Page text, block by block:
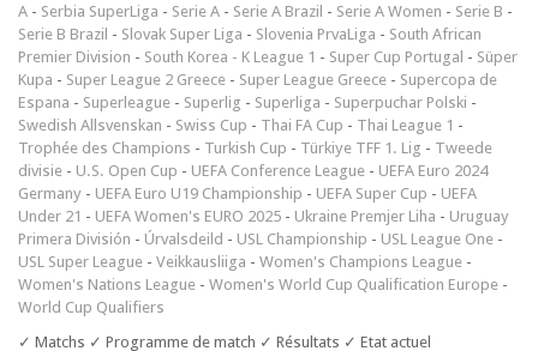
A - Serbia SuperLiga - Serie A - Serie A Brazil - Serie A Women - Serie B -
Serie B Brazil - Slovak Super Liga - Slovenia PrvaLiga - South African
Premier Division - South Korea - K League 1 - Super Cup Portugal - Süper
Kupa - Super League 2 Greece - Super League Greece - Supercopa de
Espana - Superleague - Superlig - Superliga - Superpuchar Polski -
Swedish Allsvenskan - Swiss Cup - Thai FA Cup - Thai League 1 -
Trophée des Champions - Turkish Cup - Türkiye TFF 1. Lig - Tweede
divisie - U.S. Open Cup - UEFA Conference League - UEFA Euro 2024
Germany - UEFA Euro U19 Championship - UEFA Super Cup - UEFA
Under 21 - UEFA Women's EURO 2025 - Ukraine Premjer Liha - Uruguay
Primera División - Úrvalsdeild - USL Championship - USL League One -
USL Super League - Veikkausliiga - Women's Champions League -
Women's Nations League - Women's World Cup Qualification Europe -
World Cup Qualifiers
✓ Matchs ✓ Programme de match ✓ Résultats ✓ Etat actuel